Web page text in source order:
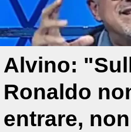
Alvino:
Ronaldo
entrare,